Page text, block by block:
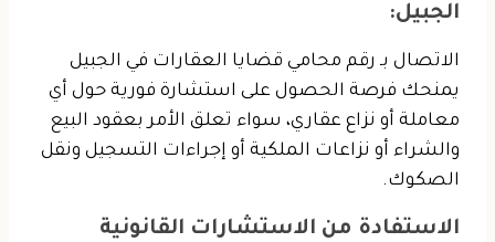
الجبيل:
الاتصال بـ رقم محامي قضايا العقارات في الجبيل
يمنحك فرصة الحصول على استشارة فورية حول أي
معاملة أو نزاع عقاري، سواء تعلق الأمر بعقود البيع
والشراء أو نزاعات الملكية أو إجراءات التسجيل ونقل
الصكوك.
الاستفادة من الاستشارات القانونية